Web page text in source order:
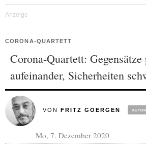
CORONA-QUARTETT
Corona-Quartett:
aufeinander, Sicherheiten
VON FRITZ GOERGEN
Mo, 7. Dezember 2020